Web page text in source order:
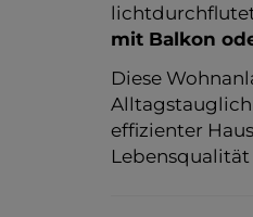
mit Balkon
Diese
effizienter